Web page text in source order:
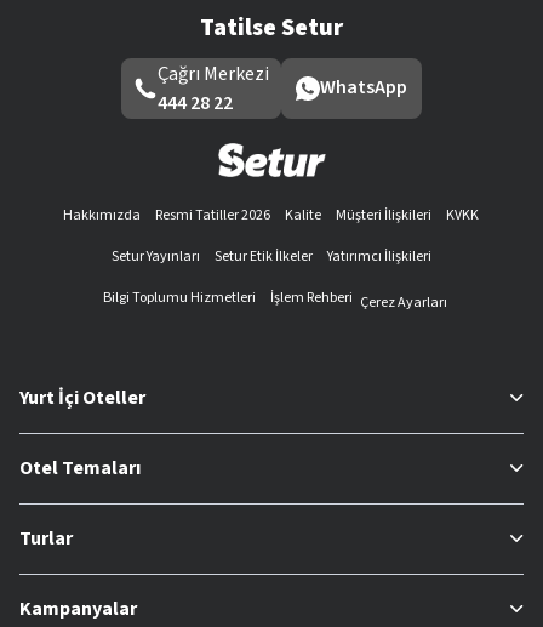
Tatilse Setur
Çağrı Merkezi
444 28 22
WhatsApp
Hakkımızda Resmi Tatiller 2026 Kalite Müşteri İlişkileri
KVKK
Setur Yayınları
Setur Etik İlkeler
Yatırımcı İlişkileri
Bilgi Toplumu Hizmetleri
İşlem Rehberi Çerez Ayarları
Yurt İçi Oteller
Otel Temaları
Turlar
Kampanyalar